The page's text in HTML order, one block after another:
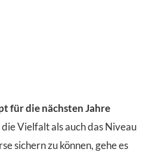
für die nächsten Jahre
Vielfalt als auch das Niveau
sichern zu können, gehe es